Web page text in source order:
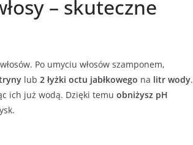
– skuteczne
Po umyciu włosów szamponem,
lub 2 łyżki octu jabłkowego na litr wody.
ich już wodą. Dzięki temu obniżysz pH